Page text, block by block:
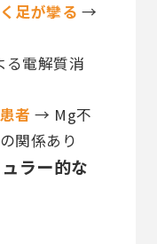
足が攣る →
電解質消
者 → Mg不
関係あり
ラー的な